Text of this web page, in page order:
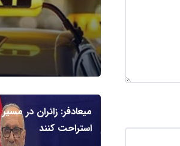
میعادفر: زائران در
استراحت کنند